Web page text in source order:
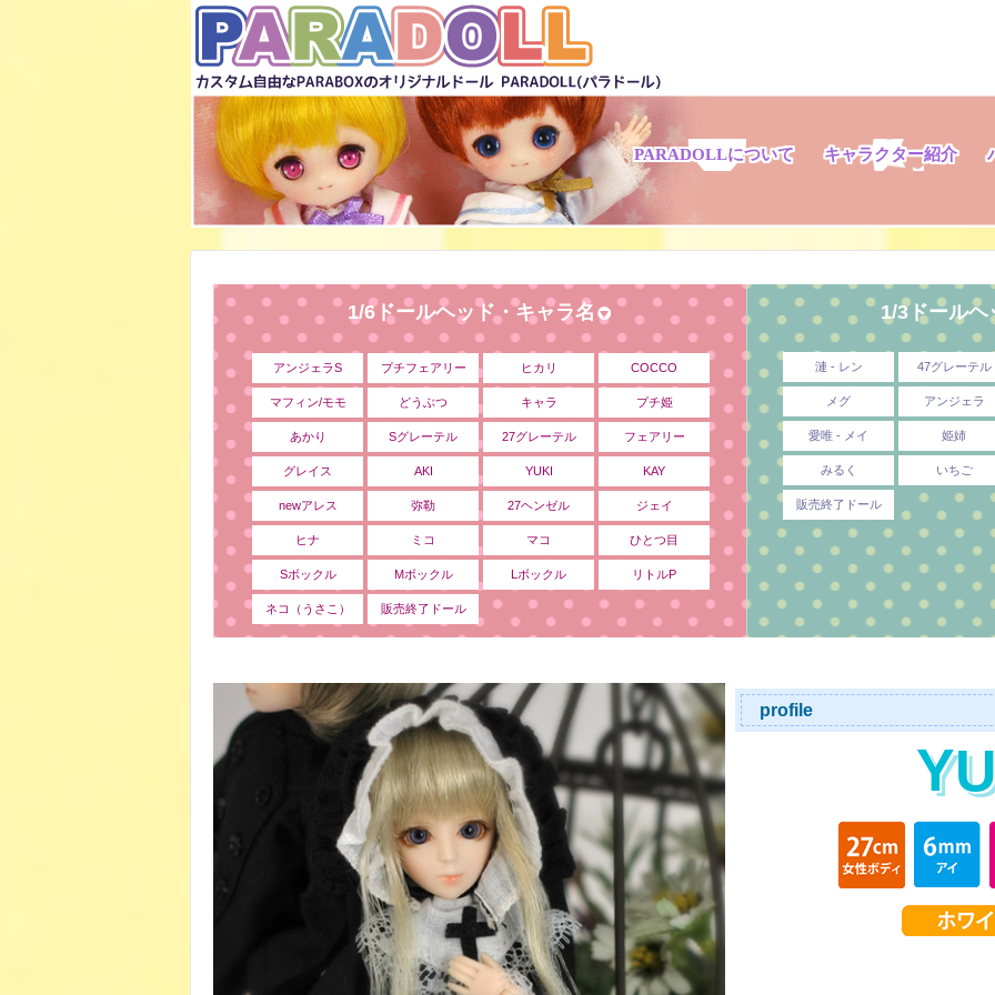
キャラクター紹介
PARADOLLについて
1/6ドールヘッド・キャラ名
アンジェラS プチフェアリー ヒカリ COCCO
マフィン/モモ どうぶつ キャラ プチ姫
あかり Sグレーテル 27グレーテル フェアリー
グレイス AKI YUKI KAY
newアレス 弥勒 27ヘンゼル ジェイ
ヒナ ミコ マコ ひとつ目
Sボックル Mボックル Lボックル リトルP
ネコ（うさこ） 販売終了ドール
1/3ドールヘ
漣 - レン 47グレーテル
メグ アンジェラ
愛唯 - メイ 姫姉
みるく いちご
販売終了ドール
profile